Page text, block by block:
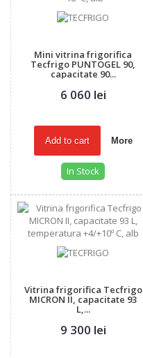
Mini vitrina frigorifica
Tecfrigo PUNTOGEL 90,
capacitate 90...
6 060 lei
Add to cart More
In Stock
Vitrina frigorifica Tecfrigo
MICRON II, capacitate 93
L,...
9 300 lei